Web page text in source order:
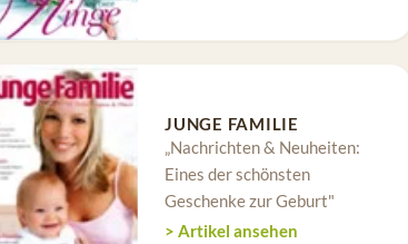
JUNGE FAMILIE
„Nachrichten & Neuheiten:
Eines der schönsten
Geschenke zur Geburt"
> Artikel ansehen